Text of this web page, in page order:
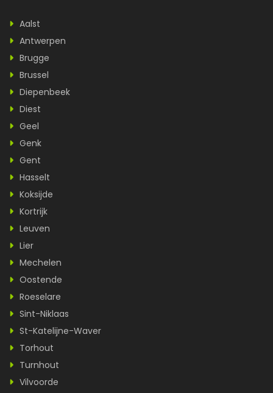
Aalst
Antwerpen
Brugge
Brussel
Diepenbeek
Diest
Geel
Genk
Gent
Hasselt
Koksijde
Kortrijk
Leuven
Lier
Mechelen
Oostende
Roeselare
Sint-Niklaas
St-Katelijne-Waver
Torhout
Turnhout
Vilvoorde